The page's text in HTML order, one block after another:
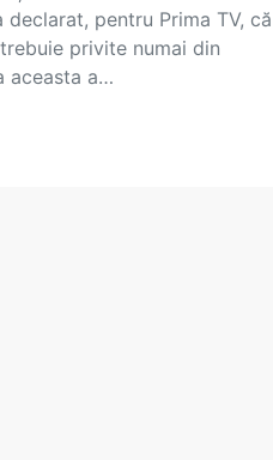
declarat, pentru Prima TV, că
privite numai din
aceasta a…